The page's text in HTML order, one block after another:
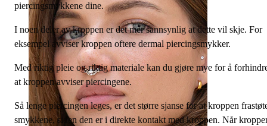
piercingsmykkene dine.
I noen deler av kroppen er det mer sannsynlig at dette vil skje. For
eksempel avviser kroppen oftere dermal piercingsmykker.
Med riktig pleie og riktig materiale kan du gjøre mye for å
at kroppen avviser piercingene.
Så lenge piercingen leges, er det større sjanse for at kroppen
smykkene, siden den er i direkte kontakt med kroppen. Når